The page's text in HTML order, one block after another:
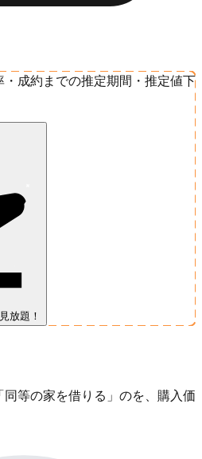
成約までの推定期間・推定値下
放題！
等の家を借りる」のを、購入価